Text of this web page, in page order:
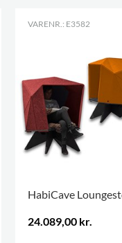
VARENR.: E3582
HabiCave
24.089,00 kr.